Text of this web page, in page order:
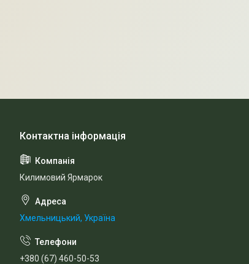
Килимовий Ярмарок
Хмельницький, Україна
+380 (67) 460-50-53